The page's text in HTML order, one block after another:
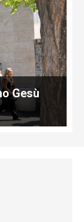
Gesù